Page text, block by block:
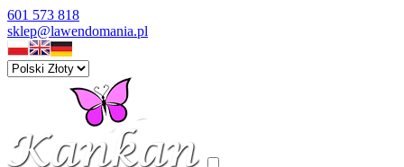
601 573 818
sklep@lawendomania.pl